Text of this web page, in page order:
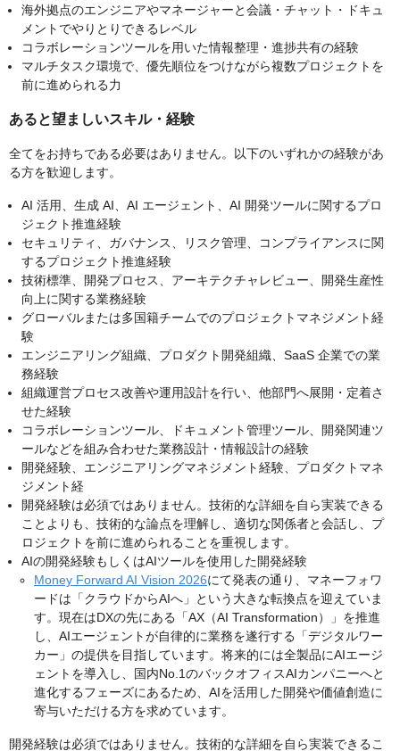
海外拠点のエンジニアやマネージャーと会議・チャット・ドキュ
メントでやりとりできるレベル
コラボレーションツールを用いた情報整理・進捗共有の経験
マルチタスク環境で、優先順位をつけながら複数プロジェクトを
前に進められる力
あると望ましいスキル・経験
全てをお持ちである必要はありません。以下のいずれかの経験があ
る方を歓迎します。
AI 活用、生成 AI、AI エージェント、AI 開発ツールに関するプロ
ジェクト推進経験
セキュリティ、ガバナンス、リスク管理、コンプライアンスに関
するプロジェクト推進経験
技術標準、開発プロセス、アーキテクチャレビュー、開発生産性
向上に関する業務経験
グローバルまたは多国籍チームでのプロジェクトマネジメント経
験
エンジニアリング組織、プロダクト開発組織、SaaS 企業での業
務経験
組織運営プロセス改善や運用設計を行い、他部門へ展開・定着さ
せた経験
コラボレーションツール、ドキュメント管理ツール、開発関連ツ
ールなどを組み合わせた業務設計・情報設計の経験
開発経験、エンジニアリングマネジメント経験、プロダクトマネ
ジメント経
開発経験は必須ではありません。技術的な詳細を自ら実装できる
ことよりも、技術的な論点を理解し、適切な関係者と会話し、プ
ロジェクトを前に進められることを重視します。
AIの開発経験もしくはAIツールを使用した開発経験
Money Forward AI Vision 2026にて発表の通り、マネーフォワ
ードは「クラウドからAIへ」という大きな転換点を迎えていま
す。現在はDXの先にある「AX（AI Transformation）」を推進
し、AIエージェントが自律的に業務を遂行する「デジタルワー
カー」の提供を目指しています。将来的には全製品にAIエージ
ェントを導入し、国内No.1のバックオフィスAIカンパニーへと
進化するフェーズにあるため、AIを活用した開発や価値創造に
寄与いただける方を求めています。
開発経験は必須ではありません。技術的な詳細を自ら実装できるこ